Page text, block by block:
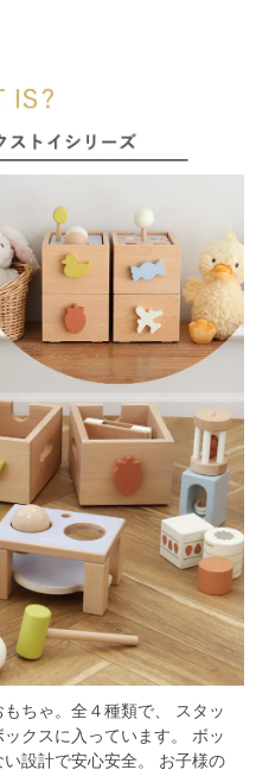
ちゃ。全４種類で、
スタッ
クスに入っています。
ボッ
設計で安心安全。
お子様の